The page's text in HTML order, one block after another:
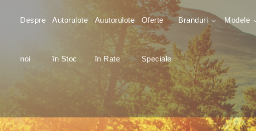
Despre
noi
Autorulote
în Stoc
Auutorulote
în Rate
Oferte
Speciale
Branduri Modele